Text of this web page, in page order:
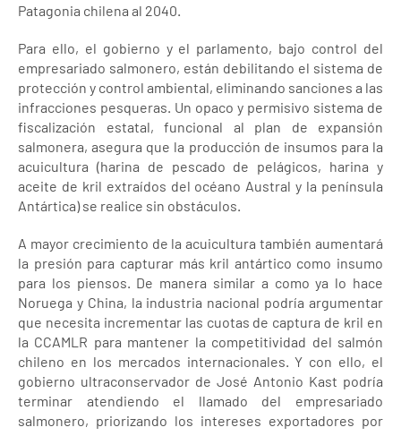
Patagonia chilena al 2040.
Para ello, el gobierno y el parlamento, bajo control del
empresariado salmonero, están debilitando el sistema de
protección y control ambiental, eliminando sanciones a las
infracciones pesqueras. Un opaco y permisivo sistema de
fiscalización estatal, funcional al plan de expansión
salmonera, asegura que la producción de insumos para la
acuicultura (harina de pescado de pelágicos, harina y
aceite de kril extraídos del océano Austral y la península
Antártica) se realice sin obstáculos.
A mayor crecimiento de la acuicultura también aumentará
la presión para capturar más kril antártico como insumo
para los piensos. De manera similar a como ya lo hace
Noruega y China, la industria nacional podría argumentar
que necesita incrementar las cuotas de captura de kril en
la CCAMLR para mantener la competitividad del salmón
chileno en los mercados internacionales. Y con ello, el
gobierno ultraconservador de José Antonio Kast podría
terminar atendiendo el llamado del empresariado
salmonero, priorizando los intereses exportadores por